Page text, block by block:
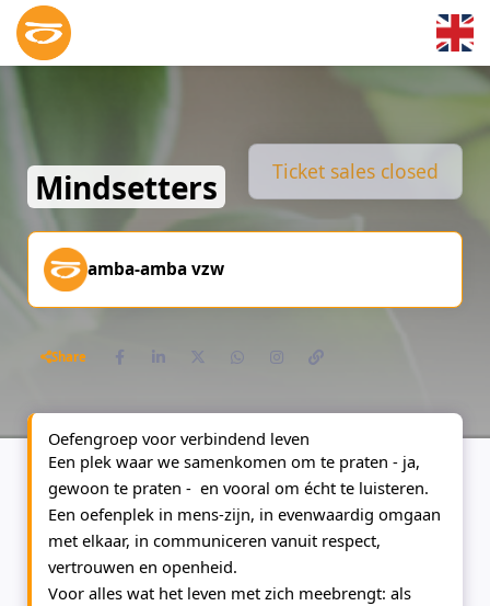
Skip to main content
Mindsetters Ticket sales closed
amba-amba vzw
Share
Oefengroep voor verbindend leven
Een plek waar we samenkomen om te praten - ja,
gewoon te praten - en vooral om écht te luisteren.
Een oefenplek in mens-zijn, in evenwaardig omgaan
met elkaar, in communiceren vanuit respect,
vertrouwen en openheid.
Voor alles wat het leven met zich meebrengt: als